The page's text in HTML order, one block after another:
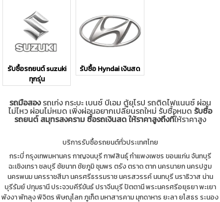
รับซื้อรถยนต์ suzuki
ทุกรุ่น
รับซื้อ Hyndai เงินสด
รถมือสองรถเก่ง กระบะ เบนซ์ บีเอม ตู้ยุโรป รถติดไฟแนนซ์ ผ่อน
ไม่ไหว ผ่อนไม่หมด เพิ่งผ่อนอยากเปลี่ยนรถใหม่ รับซื้อหมด รับซื้อ
รถยนต์ สมุทรสงคราม ซื้อรถเงินสด ให้ราคาสูงถึงที่ให้ราคาสูง
บริการรับซื้อรถยนต์ทั่วประเทศไทย
กระบี่กรุงเทพมหานครกาญจนบุรีกาฬสินธุ์กำแพงเพชร ขอนแก่น จันทบุรี
ฉะเชิงเทราชลบุรีชัยนาทชัยภูมิชุมพร ตรังตราดตากนครนายกนครปฐม
นครพนม นครราชสีมา นครศรีธรรมราช นครสวรรค์ นนทบุรี นราธิวาส น่าน
บุรีรัมย์ ปทุมธานี ประจวบคีรีขันธ์ ปราจีนบุรี ปัตตานีพระนครศรีอยุธยาพะเยา
พังงาพัทลุงพิจิตรพิษณุโลกภูเก็ตมหาสารคามมุกดาหาร ยะลายโสธร ระนอง